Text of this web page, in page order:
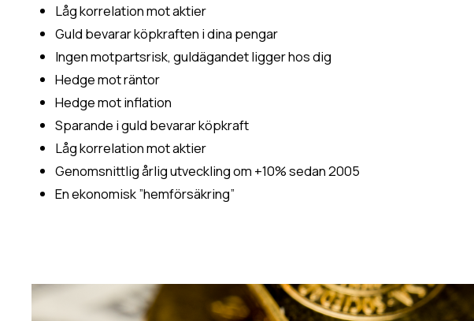
Låg korrelation mot aktier
Guld bevarar köpkraften i dina pengar
Ingen motpartsrisk, guldägandet ligger hos dig
Hedge mot räntor
Hedge mot inflation
Sparande i guld bevarar köpkraft
Låg korrelation mot aktier
Genomsnittlig årlig utveckling om +10% sedan 2005
En ekonomisk ”hemförsäkring”